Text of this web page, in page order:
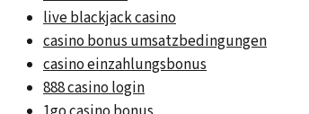
live blackjack casino
casino bonus umsatzbedingungen
casino einzahlungsbonus
888 casino login